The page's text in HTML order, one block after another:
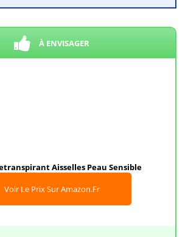
À ENVISAGER
Aisselles Peau Sensible
Voir Le Prix Sur Amazon.fr